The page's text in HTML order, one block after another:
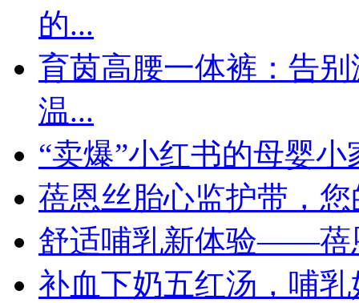
的...
育茵高腰一体裤：告
温...
“卖爆”小红书的母婴
蓓恩丝胎心监护带，
舒适哺乳新体验——蓓
补血下奶五红汤，哺